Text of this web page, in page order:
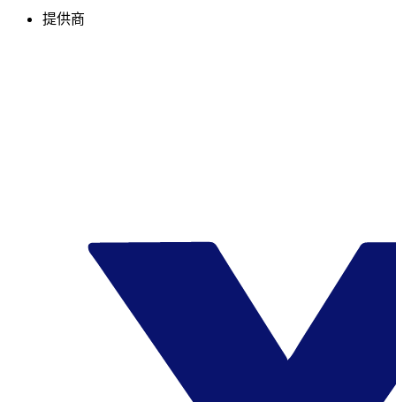
提供商